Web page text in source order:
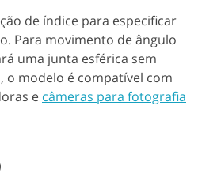
de índice para especificar
Para movimento de ângulo
uma junta esférica sem
o modelo é compatível com
e câmeras para fotografia